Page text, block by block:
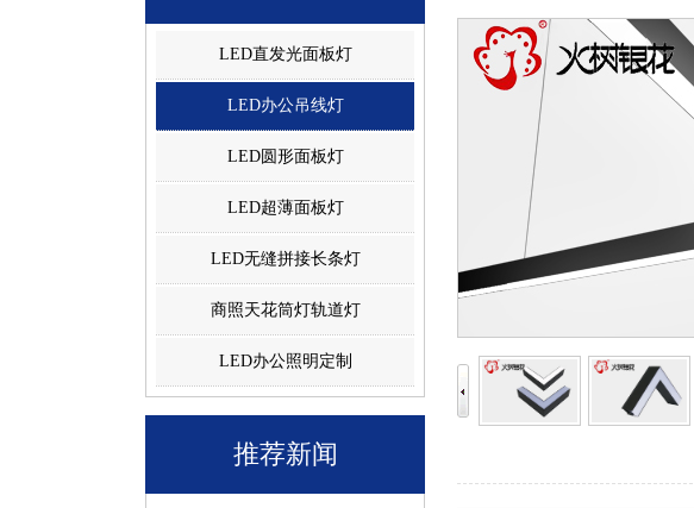
LED直发光面板灯
LED办公吊线灯
LED圆形面板灯
LED超薄面板灯
LED无缝拼接长条灯
商照天花筒灯轨道灯
LED办公照明定制
推荐新闻